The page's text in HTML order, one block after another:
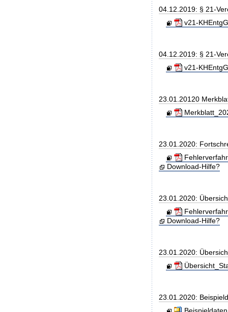
04.12.2019: § 21-
v21-
04.12.2019: § 21-
v21-
23.01.20120
23.01.2020:
Download-Hilfe?
23.01.2020:
Download-Hilfe?
23.01.2020:
23.01.2020: